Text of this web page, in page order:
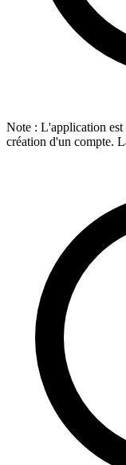
Note : L'application est
création d'un compte.